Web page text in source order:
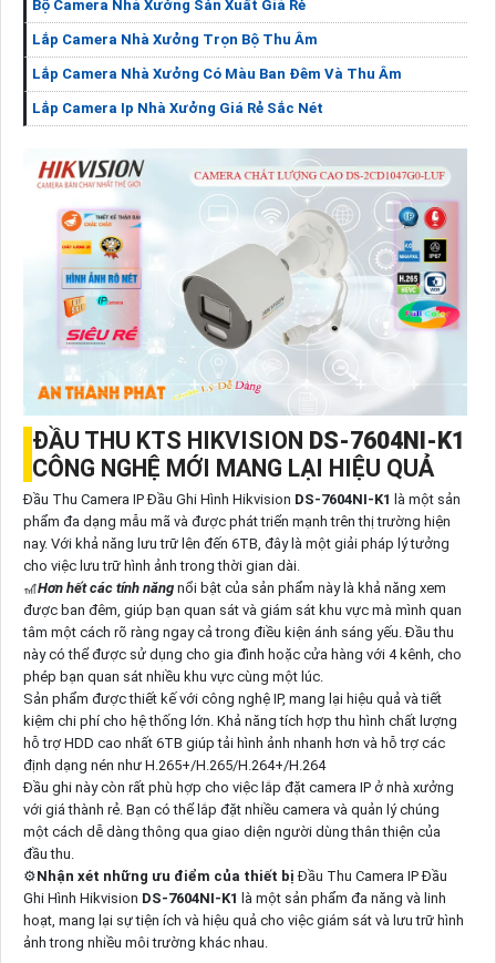
Bộ Camera Nhà Xưởng Sản Xuất Giá Rẻ
Lắp Camera Nhà Xưởng Trọn Bộ Thu Âm
Lắp Camera Nhà Xưởng Có Màu Ban Đêm Và Thu Âm
Lắp Camera Ip Nhà Xưởng Giá Rẻ Sắc Nét
ĐẦU THU KTS HIKVISION DS-7604NI-K1
CÔNG NGHỆ MỚI MANG LẠI HIỆU QUẢ
Đầu Thu Camera IP Đầu Ghi Hình Hikvision DS-7604NI-K1 là một sản
phẩm đa dạng mẫu mã và được phát triển mạnh trên thị trường hiện
nay. Với khả năng lưu trữ lên đến 6TB, đây là một giải pháp lý tưởng
cho việc lưu trữ hình ảnh trong thời gian dài.
🎢Hơn hết các tính năngnổi bật của sản phẩm này là khả năng xem
được ban đêm, giúp bạn quan sát và giám sát khu vực mà mình quan
tâm một cách rõ ràng ngay cả trong điều kiện ánh sáng yếu. Đầu thu
này có thể được sử dụng cho gia đình hoặc cửa hàng với 4 kênh, cho
phép bạn quan sát nhiều khu vực cùng một lúc.
Sản phẩm được thiết kế với công nghệ IP, mang lại hiệu quả và tiết
kiệm chi phí cho hệ thống lớn. Khả năng tích hợp thu hình chất lượng
hỗ trợ HDD cao nhất 6TB giúp tải hình ảnh nhanh hơn và hỗ trợ các
định dạng nén như H.265+/H.265/H.264+/H.264
Đầu ghi này còn rất phù hợp cho việc lắp đặt camera IP ở nhà xưởng
với giá thành rẻ. Bạn có thể lắp đặt nhiều camera và quản lý chúng
một cách dễ dàng thông qua giao diện người dùng thân thiện của
đầu thu.
⚙Nhận xét những ưu điểm của thiết bịĐầu Thu Camera IP Đầu
Ghi Hình Hikvision DS-7604NI-K1 là một sản phẩm đa năng và linh
hoạt, mang lại sự tiện ích và hiệu quả cho việc giám sát và lưu trữ hình
ảnh trong nhiều môi trường khác nhau.